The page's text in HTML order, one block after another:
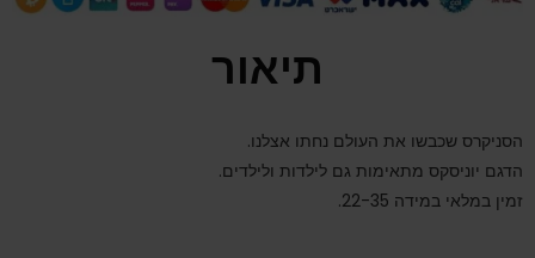
תיאור
הסניקרס שכבשו את העולם נחתו אצלנו.
הדגם יוניסקס מתאימות גם לילדות ולילדים.
זמין במלאי במידה 22-35.